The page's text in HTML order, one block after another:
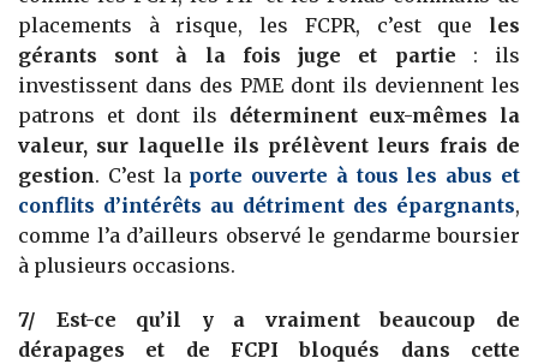
placements à risque, les FCPR, c’est que les
gérants sont à la fois juge et partie : ils
investissent dans des PME dont ils deviennent les
patrons et dont ils déterminent eux-mêmes la
valeur, sur laquelle ils prélèvent leurs frais de
gestion. C’est la porte ouverte à tous les abus et
conflits d’intérêts au détriment des épargnants,
comme l’a d’ailleurs observé le gendarme boursier
à plusieurs occasions.
7/ Est-ce qu’il y a vraiment beaucoup de
dérapages et de FCPI bloqués dans cette